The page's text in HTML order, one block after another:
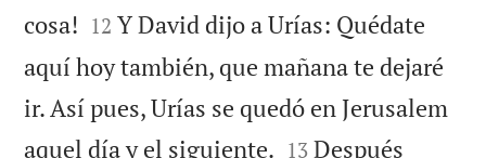
cosa! 

12 Y David dijo a Urías: Quédate
aquí hoy también, que mañana te dejaré
ir. Así pues, Urías se quedó en Jerusalem
aquel día y el siguiente. 

13 Después